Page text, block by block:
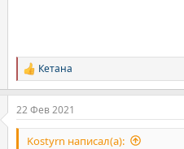
Р
е
а
к
ц
и
Кетана
22 Фев 2021
Kostyrn написал(а):